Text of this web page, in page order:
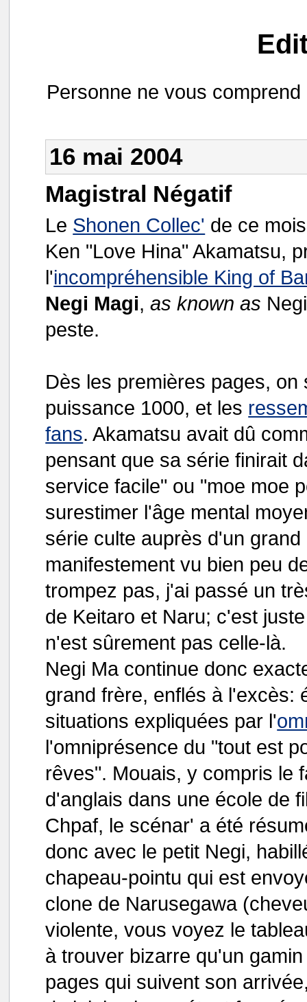
Personne ne vous
16 mai 2004
Magistral Négatif
Le Shonen Collec' de ce
Ken "Love Hina" Akamatsu,
l'incompréhensible King of
Negi Magi,as known as
peste.
Dès les premières pages,
puissance 1000, et les
fans. Akamatsu avait dû
pensant que sa série finirait
service facile" ou "moe moe
surestimer l'âge mental
série culte auprès d'un
manifestement vu bien peu
trompez pas, j'ai passé un
de Keitaro et Naru; c'est
n'est sûrement pas celle-là.
Negi Ma continue donc
grand frère, enflés à l'excès:
situations expliquées par l'
l'omniprésence du "tout est
rêves". Mouais, y compris le
d'anglais dans une école de
Chpaf, le scénar' a été
donc avec le petit Negi,
chapeau-pointu qui est
clone de Narusegawa
violente, vous voyez le
à trouver bizarre qu'un
pages qui suivent son